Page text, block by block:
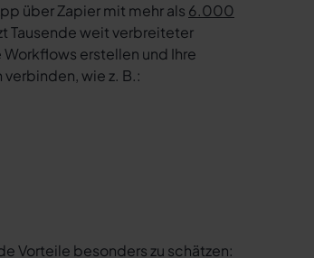
über Zapier mit mehr als 6.000
Tausende weit verbreiteter
erstellen und Ihre
wie z. B.:
Vorteile besonders zu schätzen: